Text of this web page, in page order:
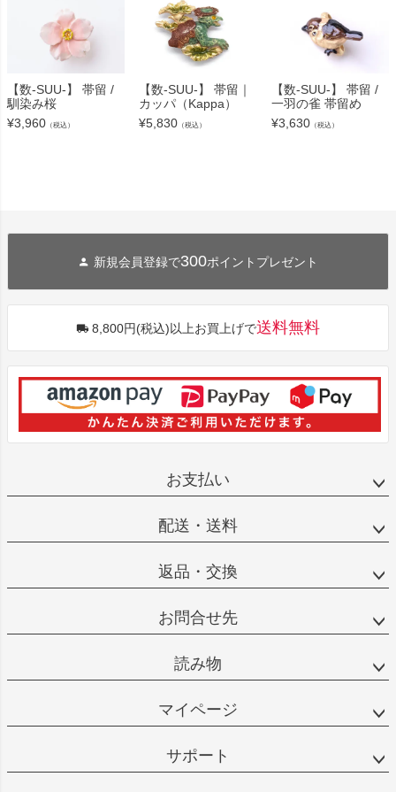
【数-SUU-】 帯留 /
馴染み桜
¥3,960 （税込）
【数-SUU-】 帯留｜
カッパ（Kappa）
¥5,830 （税込）
【数-SUU-】 帯留 /
一羽の雀 帯留め
¥3,630（税込）
新規会員登録で300ポイントプレゼント
8,800円(税込)以上お買上げで送料無料
お支払い
配送・送料
返品・交換
お問合せ先
読み物
マイページ
サポート